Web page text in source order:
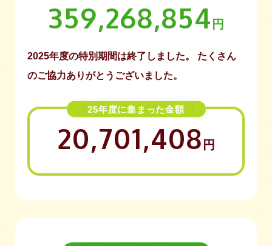
359,268,854 円
2025年度の特別期間は終了しました。 たくさん
のご協力ありがとうございました。
25年度に集まった⾦額
20,701,408 円